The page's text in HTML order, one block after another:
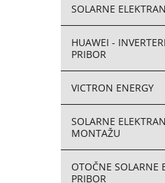
SOLARNE
HUAWEI -
PRIBOR
VICTRON ENERGY
SOLARNE
MONTAŽU
OTOČNE SOLARNE
PRIBOR